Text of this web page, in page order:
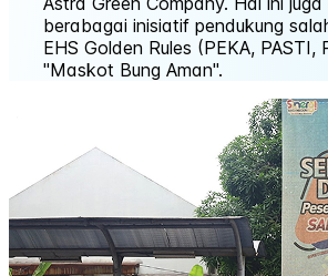
berabagai inisiatif pendukung
EHS Golden Rules (PEKA,
"Maskot Bung Aman".